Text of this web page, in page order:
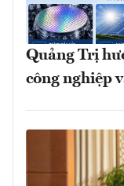
Quảng Trị
công nghiệp